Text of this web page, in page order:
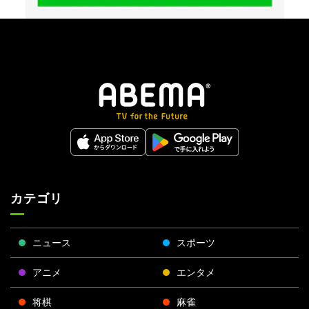
カテゴリ
ニュース スポーツ
アニメ エンタメ
将棋 麻雀